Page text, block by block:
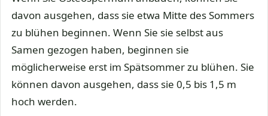
davon ausgehen, dass sie etwa Mitte des Sommers
zu blühen beginnen. Wenn Sie sie selbst aus
Samen gezogen haben, beginnen sie
möglicherweise erst im Spätsommer zu blühen. Sie
können davon ausgehen, dass sie 0,5 bis 1,5 m
hoch werden.